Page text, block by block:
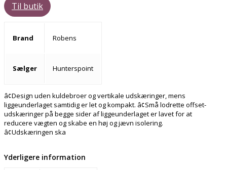
Til butik
Brand Robens
Sælger Hunterspoint
â¢Design uden kuldebroer og vertikale udskæringer, mens
liggeunderlaget samtidig er let og kompakt. â¢Små lodrette offset-
udskæringer på begge sider af liggeunderlaget er lavet for at
reducere vægten og skabe en høj og jævn isolering.
â¢Udskæringen ska
Yderligere information